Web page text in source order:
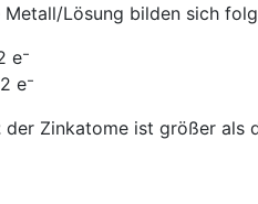
Metall/Lösung bilden sich
e⁻
e⁻
der Zinkatome ist größer als